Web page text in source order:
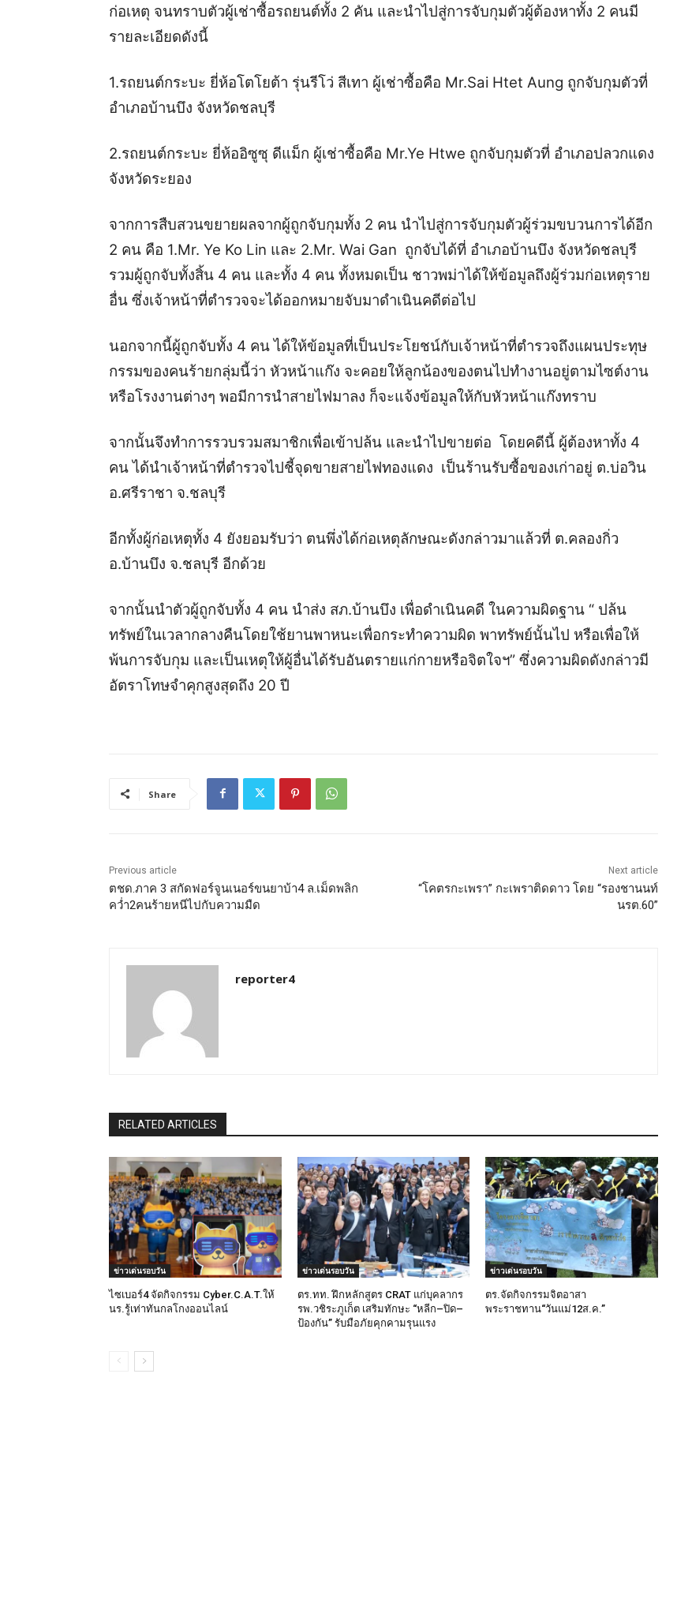
ก่อเหตุ จนทราบตัวผู้เช่าซื้อรถยนต์ทั้ง 2 คัน และนำไปสู่การจับกุมตัวผู้ต้องหาทั้ง 2 คนมี
รายละเอียดดังนี้
1.รถยนต์กระบะ ยี่ห้อโตโยต้า รุ่นรีโว่ สีเทา ผู้เช่าซื้อคือ Mr.Sai Htet Aung ถูกจับกุมตัวที่
อำเภอบ้านบึง จังหวัดชลบุรี
2.รถยนต์กระบะ ยี่ห้ออิซูซุ ดีแม็ก ผู้เช่าซื้อคือ Mr.Ye Htwe ถูกจับกุมตัวที่ อำเภอปลวกแดง
จังหวัดระยอง
จากการสืบสวนขยายผลจากผู้ถูกจับกุมทั้ง 2 คน นำไปสู่การจับกุมตัวผู้ร่วมขบวนการได้อีก
2 คน คือ 1.Mr. Ye Ko Lin และ 2.Mr. Wai Gan ถูกจับได้ที่ อำเภอบ้านบึง จังหวัดชลบุรี
รวมผู้ถูกจับทั้งสิ้น 4 คน และทั้ง 4 คน ทั้งหมดเป็น ชาวพม่าได้ให้ข้อมูลถึงผู้ร่วมก่อเหตุราย
อื่น ซึ่งเจ้าหน้าที่ตำรวจจะได้ออกหมายจับมาดำเนินคดีต่อไป
นอกจากนี้ผู้ถูกจับทั้ง 4 คน ได้ให้ข้อมูลที่เป็นประโยชน์กับเจ้าหน้าที่ตำรวจถึงแผนประทุษ
กรรมของคนร้ายกลุ่มนี้ว่า หัวหน้าแก๊ง จะคอยให้ลูกน้องของตนไปทำงานอยู่ตามไซต์งาน
หรือโรงงานต่างๆ พอมีการนำสายไฟมาลง ก็จะแจ้งข้อมูลให้กับหัวหน้าแก๊งทราบ
จากนั้นจึงทำการรวบรวมสมาชิกเพื่อเข้าปล้น และนำไปขายต่อ โดยคดีนี้ ผู้ต้องหาทั้ง 4
คน ได้นำเจ้าหน้าที่ตำรวจไปชี้จุดขายสายไฟทองแดง เป็นร้านรับซื้อของเก่าอยู่ ต.บ่อวิน
อ.ศรีราชา จ.ชลบุรี
อีกทั้งผู้ก่อเหตุทั้ง 4 ยังยอมรับว่า ตนพึ่งได้ก่อเหตุลักษณะดังกล่าวมาแล้วที่ ต.คลองกิ่ว
อ.บ้านบึง จ.ชลบุรี อีกด้วย
จากนั้นนำตัวผู้ถูกจับทั้ง 4 คน นำส่ง สภ.บ้านบึง เพื่อดำเนินคดี ในความผิดฐาน “ ปล้น
ทรัพย์ในเวลากลางคืนโดยใช้ยานพาหนะเพื่อกระทำความผิด พาทรัพย์นั้นไป หรือเพื่อให้
พ้นการจับกุม และเป็นเหตุให้ผู้อื่นได้รับอันตรายแก่กายหรือจิตใจฯ” ซึ่งความผิดดังกล่าวมี
อัตราโทษจำคุกสูงสุดถึง 20 ปี
Share
Previous article
ตชด.ภาค 3 สกัดฟอร์จูนเนอร์ขนยาบ้า4 ล.เม็ดพลิก
คว่ำ2คนร้ายหนีไปกับความมืด
Next article
“โคตรกะเพรา” กะเพราติดดาว โดย “รองชานนท์
นรต.60”
reporter4
RELATED ARTICLES
ข่าวเด่นรอบวัน
ไซเบอร์4 จัดกิจกรรม Cyber.C.A.T.ให้
นร.รู้เท่าทันกลโกงออนไลน์
ข่าวเด่นรอบวัน
ตร.ทท. ฝึกหลักสูตร CRAT แก่บุคลากร
รพ.วชิระภูเก็ต เสริมทักษะ “หลีก–ปิด–
ป้องกัน” รับมือภัยคุกคามรุนแรง
ข่าวเด่นรอบวัน
ตร.จัดกิจกรรมจิตอาสา
พระราชทาน“วันแม่12ส.ค.”